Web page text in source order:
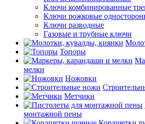
Ключи комбинированные
Ключи рожковые
Ключи разводные
Газовые и трубные ключи
Топоры
мелки
Ножовки
Метчики
монтажной пены